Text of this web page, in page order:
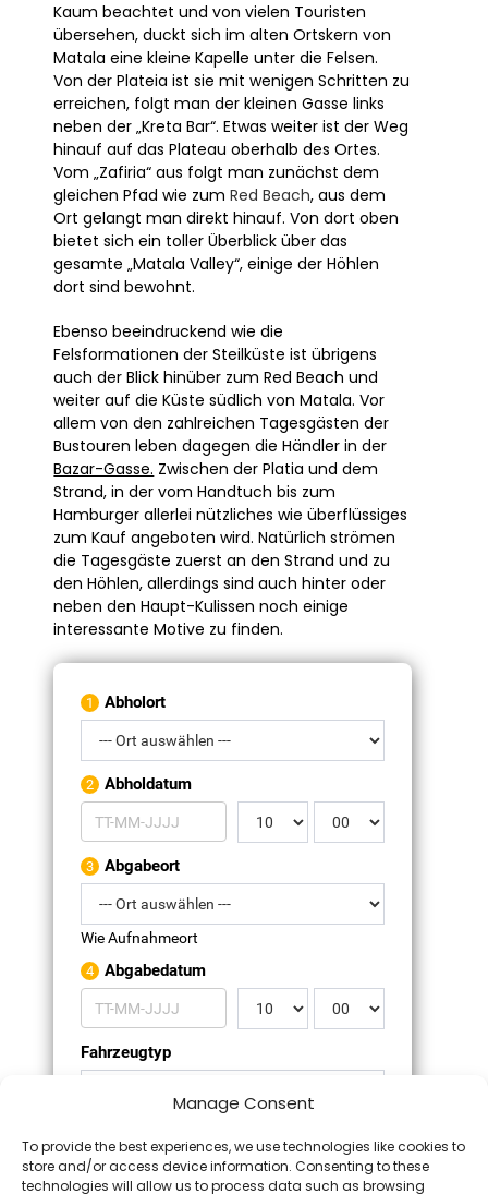
Manage Consent
To provide the best experiences, we use technologies like cookies to
store and/or access device information. Consenting to these
technologies will allow us to process data such as browsing
Kaum beachtet und von vielen Touristen
übersehen, duckt sich im alten Ortskern von
Matala eine kleine Kapelle unter die Felsen.
Von der Plateia ist sie mit wenigen Schritten zu
erreichen, folgt man der kleinen Gasse links
neben der „Kreta Bar“. Etwas weiter ist der Weg
hinauf auf das Plateau oberhalb des Ortes.
Vom „Zafiria“ aus folgt man zunächst dem
gleichen Pfad wie zumRed Beach, aus dem
Ort gelangt man direkt hinauf. Von dort oben
bietet sich ein toller Überblick über das
gesamte „Matala Valley“, einige der Höhlen
dort sind bewohnt.
Ebenso beeindruckend wie die
Felsformationen der Steilküste ist übrigens
auch der Blick hinüber zum Red Beach und
weiter auf die Küste südlich von Matala. Vor
allem von den zahlreichen Tagesgästen der
Bustouren leben dagegen die Händler in der
Bazar-Gasse. Zwischen der Platia und dem
Strand, in der vom Handtuch bis zum
Hamburger allerlei nützliches wie überflüssiges
zum Kauf angeboten wird. Natürlich strömen
die Tagesgäste zuerst an den Strand und zu
den Höhlen, allerdings sind auch hinter oder
neben den Haupt-Kulissen noch einige
interessante Motive zu finden.
1 Abholort
2 Abholdatum
3 Abgabeort
Wie Aufnahmeort
4 Abgabedatum
Fahrzeugtyp